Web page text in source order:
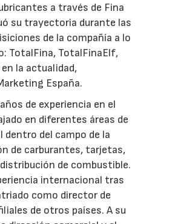
a través de Fina
su trayectoria durante las
de la compañía a lo
TotalFina, TotalFinaElf,
la actualidad,
España.
de experiencia en el
en diferentes áreas de
dentro del campo de la
de carburantes, tarjetas,
de combustible.
internacional tras
como director de
de otros países. A su